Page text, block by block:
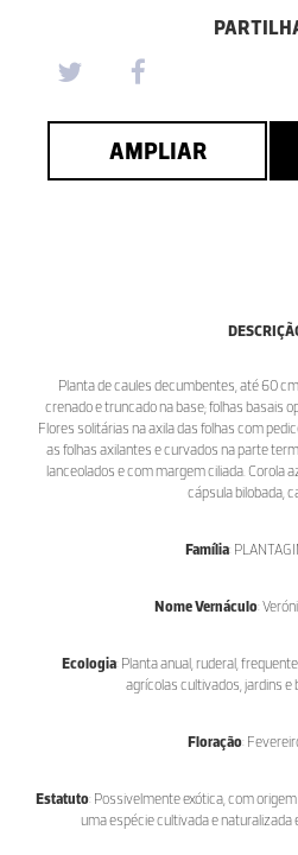
AMPLIAR
Planta de caules decumbentes, até 60
crenado e truncado na base; folhas basais
Flores solitárias na axila das folhas com
as folhas axilantes e curvados na parte
lanceolados e com margem ciliada. Corola
cápsula bilobada,
Família:
Nome Vernáculo:
Ecologia: Planta anual, ruderal,
agrícolas cultivados, jardins e
Floração:
Estatuto: Possivelmente exótica, com
uma espécie cultivada e naturalizada